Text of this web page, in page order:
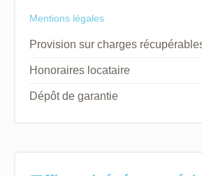
Mentions légales
Provision sur charges
Honoraires locataire
Dépôt de garantie